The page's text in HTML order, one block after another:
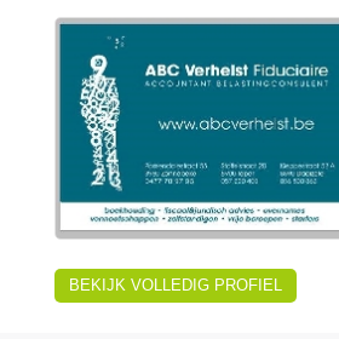
BEKIJK VOLLEDIG PROFIEL